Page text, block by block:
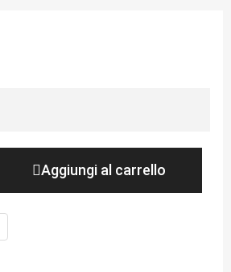
Aggiungi al carrello